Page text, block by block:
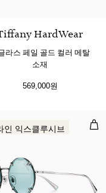
HardWear
라스 페일 골드 컬러 메탈
소재
569,000원
랙 아세테이트, 티파니
실
인 익스클루시브